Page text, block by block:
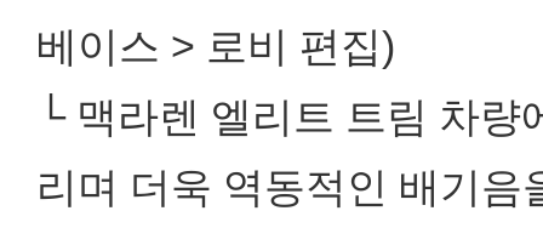
베이스 > 로비 편집)
└ 맥라렌 엘리트 트림 차
리며 더욱 역동적인 배기음